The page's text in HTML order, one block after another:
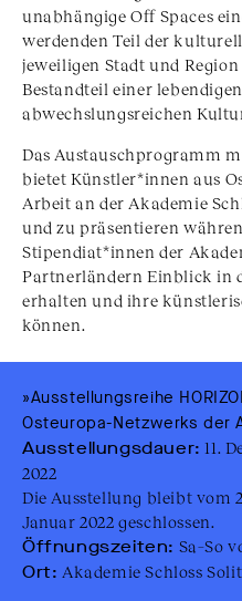
unabhängige Off Spaces
werdenden Teil der
jeweiligen Stadt und
Bestandteil einer
abwechslungsreichen
Das Austauschprogramm
bietet Künstler*innen aus
Arbeit an der Akademie
und zu präsentieren
Stipendiat*innen der
Partnerländern Einblick in
erhalten und ihre
können.
»Ausstellungsreihe
Osteuropa-Netzwerks der
Ausstellungsdauer: 11.
2022
Die Ausstellung bleibt vom
Januar 2022 geschlossen.
Öffnungszeiten: Sa–So
Ort: Akademie Schloss